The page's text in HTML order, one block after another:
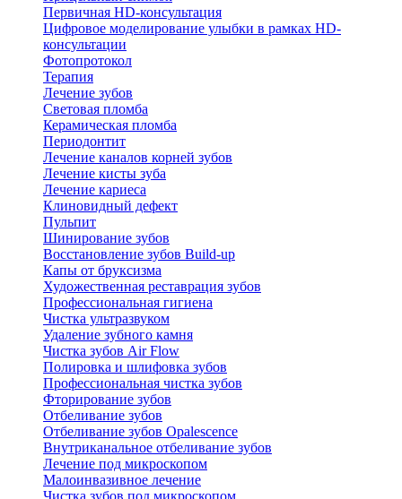
Первичная HD-консультация
Цифровое моделирование улыбки в рамках HD-
консультации
Фотопротокол
Терапия
Лечение зубов
Световая пломба
Керамическая пломба
Периодонтит
Лечение каналов корней зубов
Лечение кисты зуба
Лечение кариеса
Клиновидный дефект
Пульпит
Шинирование зубов
Восстановление зубов Build-up
Капы от бруксизма
Художественная реставрация зубов
Профессиональная гигиена
Чистка ультразвуком
Удаление зубного камня
Чистка зубов Air Flow
Полировка и шлифовка зубов
Профессиональная чистка зубов
Фторирование зубов
Отбеливание зубов
Отбеливание зубов Opalescence
Внутриканальное отбеливание зубов
Лечение под микроскопом
Малоинвазивное лечение
Чистка зубов под микроскопом